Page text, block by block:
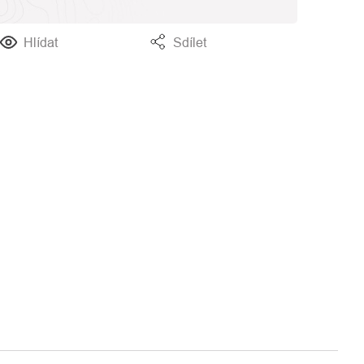
Hlídat Sdílet